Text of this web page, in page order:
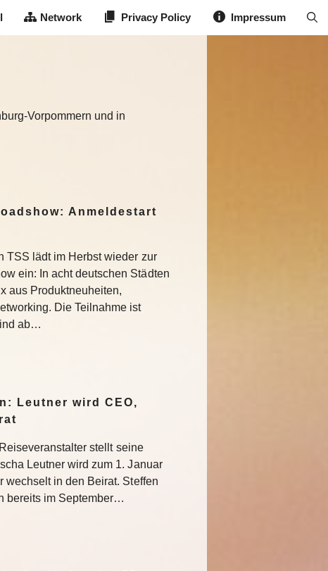
Network Privacy Policy Impressum
Vorpommern und in
Anmeldestart
TSS lädt im Herbst wieder zur
ein: In acht deutschen Städten
aus Produktneuheiten,
Die Teilnahme ist
ab…
Leutner wird CEO,
stellt seine
Leutner wird zum 1. Januar
wechselt in den Beirat. Steffen
bereits im September…